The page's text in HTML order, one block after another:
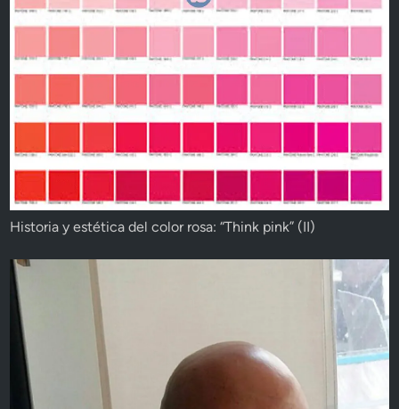
Historia y estética del color rosa: “Think pink” (II)